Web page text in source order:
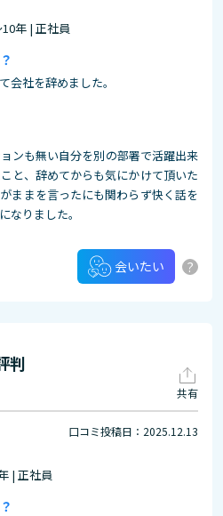
年 | 正社員
会社を辞めました。
ンも無い自分を別の部署で活躍出来
と、辞めてからも気にかけて頂いた
ままを言ったにも関わらず快く話を
なりました。
会いたい ?
判
共有
口コミ投稿日：2025.12.13
| 正社員